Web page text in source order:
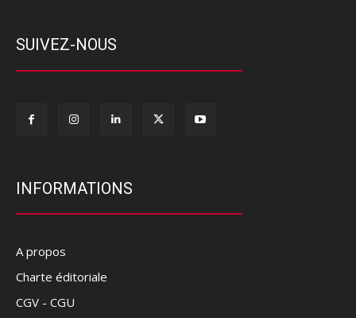
SUIVEZ-NOUS
INFORMATIONS
A propos
Charte éditoriale
CGV - CGU